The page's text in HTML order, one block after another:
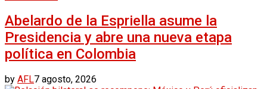
Abelardo de la Espriella asume la
Presidencia y abre una nueva etapa
política en Colombia
by AFL7 agosto, 2026